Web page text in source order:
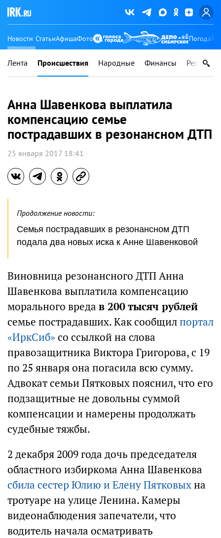
Новости СтатьиАфишаФото Погода
Лента Происшествия Народные Финансы Регионы
Анна Шавенкова выплатила
компенсацию семье
пострадавших в резонансном ДТП
25 января 2017 18:41
Продолжение новости:
Семья пострадавших в резонансном ДТП
подала два новых иска к Анне Шавенковой
Виновница резонансного ДТП Анна
Шавенкова выплатила компенсацию
морального вреда в 200 тысяч рублей
семье пострадавших. Как сообщилпортал
«ИркСиб»со ссылкой на слова
правозащитника Виктора Григорова, с 19
по 25 января она погасила всю сумму.
Адвокат семьи Пятковых пояснил, что его
подзащитные не довольны суммой
компенсации и намерены продолжать
судебные тяжбы.
2 декабря 2009 года дочь председателя
областного избиркома Анна Шавенкова
сбила сестер Юлию и Елену Пятковыхна
тротуаре на улице Ленина. Камеры
видеонаблюдения запечатели, что
водитель начала осматривать